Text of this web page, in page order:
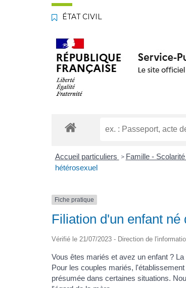
ÉTAT CIVIL
Accueil particuliers > Famille - Scolarité
hétérosexuel
Fiche pratique
Filiation d'un enfant
Vérifié le 21/07/2023 - Direction de
Vous êtes mariés et avez un enfant ?
Pour les couples mariés,
présumée dans certaines situations.